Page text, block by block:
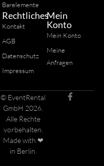
Barelemente
Rechtliches
Kontakt
AGB
Datenschutz
Impressum
Mein
Konto
Mein Konto
Meine
Anfragen
© EventRental
GmbH 2026.
Alle Rechte
vorbehalten.
Made with ❤
in Berlin.